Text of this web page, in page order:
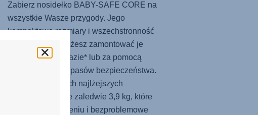
Zabierz nosidełko BABY-SAFE CORE na
wszystkie Wasze przygody. Jego
kompaktowe rozmiary i wszechstronność
oznaczają, że możesz zamontować je
bezpiecznie na bazie* lub za pomocą
samochodowych pasów bezpieczeństwa.
To jedno z naszych najlżejszych
nosidełek ważące zaledwie 3,9 kg, które
jest łatwe w noszeniu i bezproblemowe